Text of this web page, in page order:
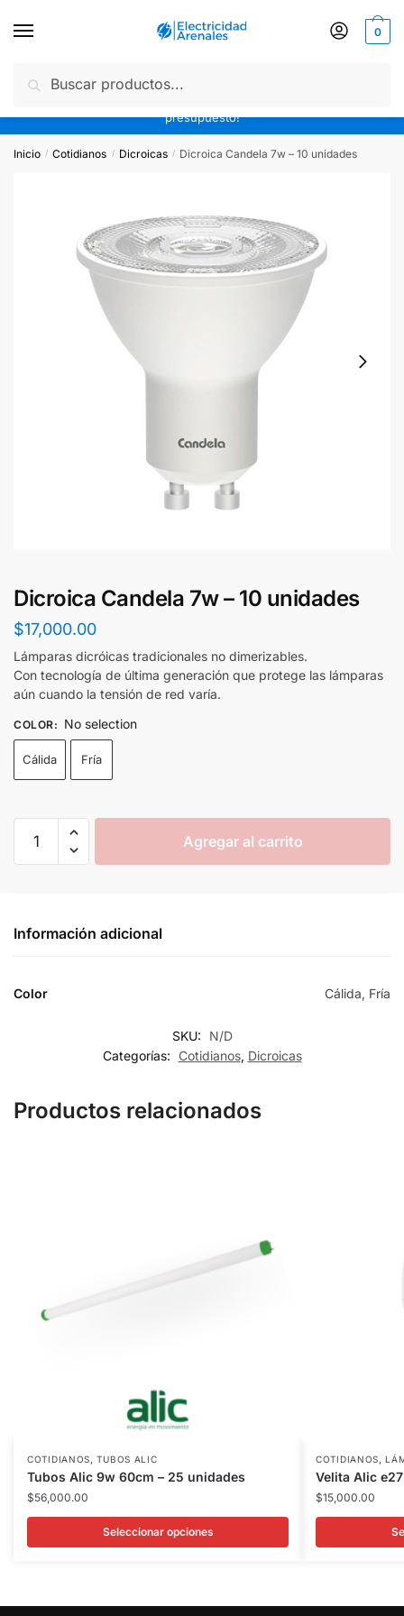
0
10% off efectivo o transferencia | 3 cuotas sin interés | Envíos
presupuesto!
Inicio / Cotidianos / Dicroicas / Dicroica Candela 7w – 10 unidades
Dicroica Candela 7w – 10 unidades
$17,000.00
Lámparas dicróicas tradicionales no dimerizables.
Con tecnología de última generación que protege las lámparas
aún cuando la tensión de red varía.
COLOR: No selection
Cálida Fría
Agregar al carrito
Información adicional
Color Cálida, Fría
SKU:
N/D
Categorías:
Cotidianos, Dicroicas
Productos relacionados
COTIDIANOS ,TUBOS ALIC
Tubos Alic 9w 60cm – 25 unidades
$56,000.00
Seleccionar opciones
COTIDIANOS ,
Velita Alic
$15,000.00